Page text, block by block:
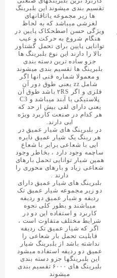
تقسیم بندی میشوند این بلبرینگ
ها زیر مجموعه یاتاقانهای
لغزشی میباشد که به لحاظ
ویژگی حسن اصطحکاک پایین در
هنگام شروع به حرکت و عیب
توانایی پایین برای تحمل گشتاور
بالا را دارند این نوع بلبرینگ ها
جزو ساده ترین دسته بندی
بلبرینگ ها تقسیم بندی میشوند
و معمولا شماره فنی انها اگر
شامل zz یعنی طوق دور آن
فلزی و اگر ۲RS باشد طوق آن
پلاستیکی یا آبند میباشد و C3
یعنی دارای لقی بیش از حد که
هر کدام در صنعت کاربرد ویژه
ایی دارند.
در بلبرینگ های شیار عمیق در
هر رینگ یک شیار عمیق دایره
ایی با شعاعی برابر با شعاع
ساچمه وجود دارد ، بخاطر وجود
همین شیار توانایی تحمل بارهای
شعاعی زیاد و بارهای محوری را
دارند .
بلبرینگ های شیار عمیق دارای
دو زیر مجموعه شیار عمیق تک
ردیفه و شیار عمیق دو ردیفه
میباشند و بطور کلی نحوه
کاربرد و استفاده این دو در
شرایط مختلف متفاوت است ،
اگر که شیار عمیق تک ردیفه
قابلیت تحمل بار شعاعی را
نداشته باشد از بلبرینگ شیار
عمیق دو ردیفه استفاده میشود
این بلبرینگها جزو دسته بندی
بلبرینگ های ۶۰۰۰ تقسیم بندی
میشوند